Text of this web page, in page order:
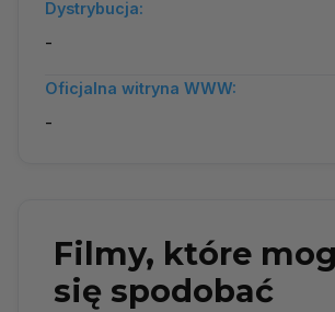
Dystrybucja:
-
Oficjalna witryna WWW:
-
Filmy, które
się spodobać